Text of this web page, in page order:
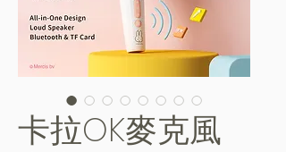
卡拉OK麥克風